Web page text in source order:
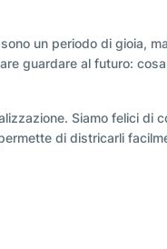
un periodo di gioia,
guardare al futuro:
Siamo felici di
di districarli